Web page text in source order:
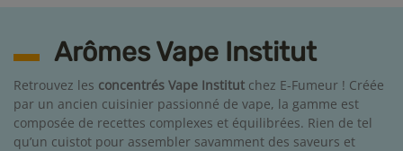
Arômes Vape Institut
Retrouvez les concentrés Vape Institut chez E-Fumeur ! Créée
par un ancien cuisinier passionné de vape, la gamme est
composée de recettes complexes et équilibrées. Rien de tel
qu’un cuistot pour assembler savamment des saveurs et